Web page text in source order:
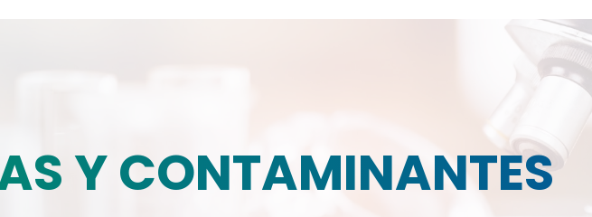
Y CONTAMINANTES